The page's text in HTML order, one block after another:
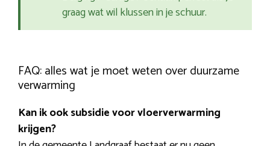
graag wat wil klussen in je schuur.
FAQ: alles wat je moet weten over duurzame
verwarming
Kan ik ook subsidie voor vloerverwarming
krijgen?